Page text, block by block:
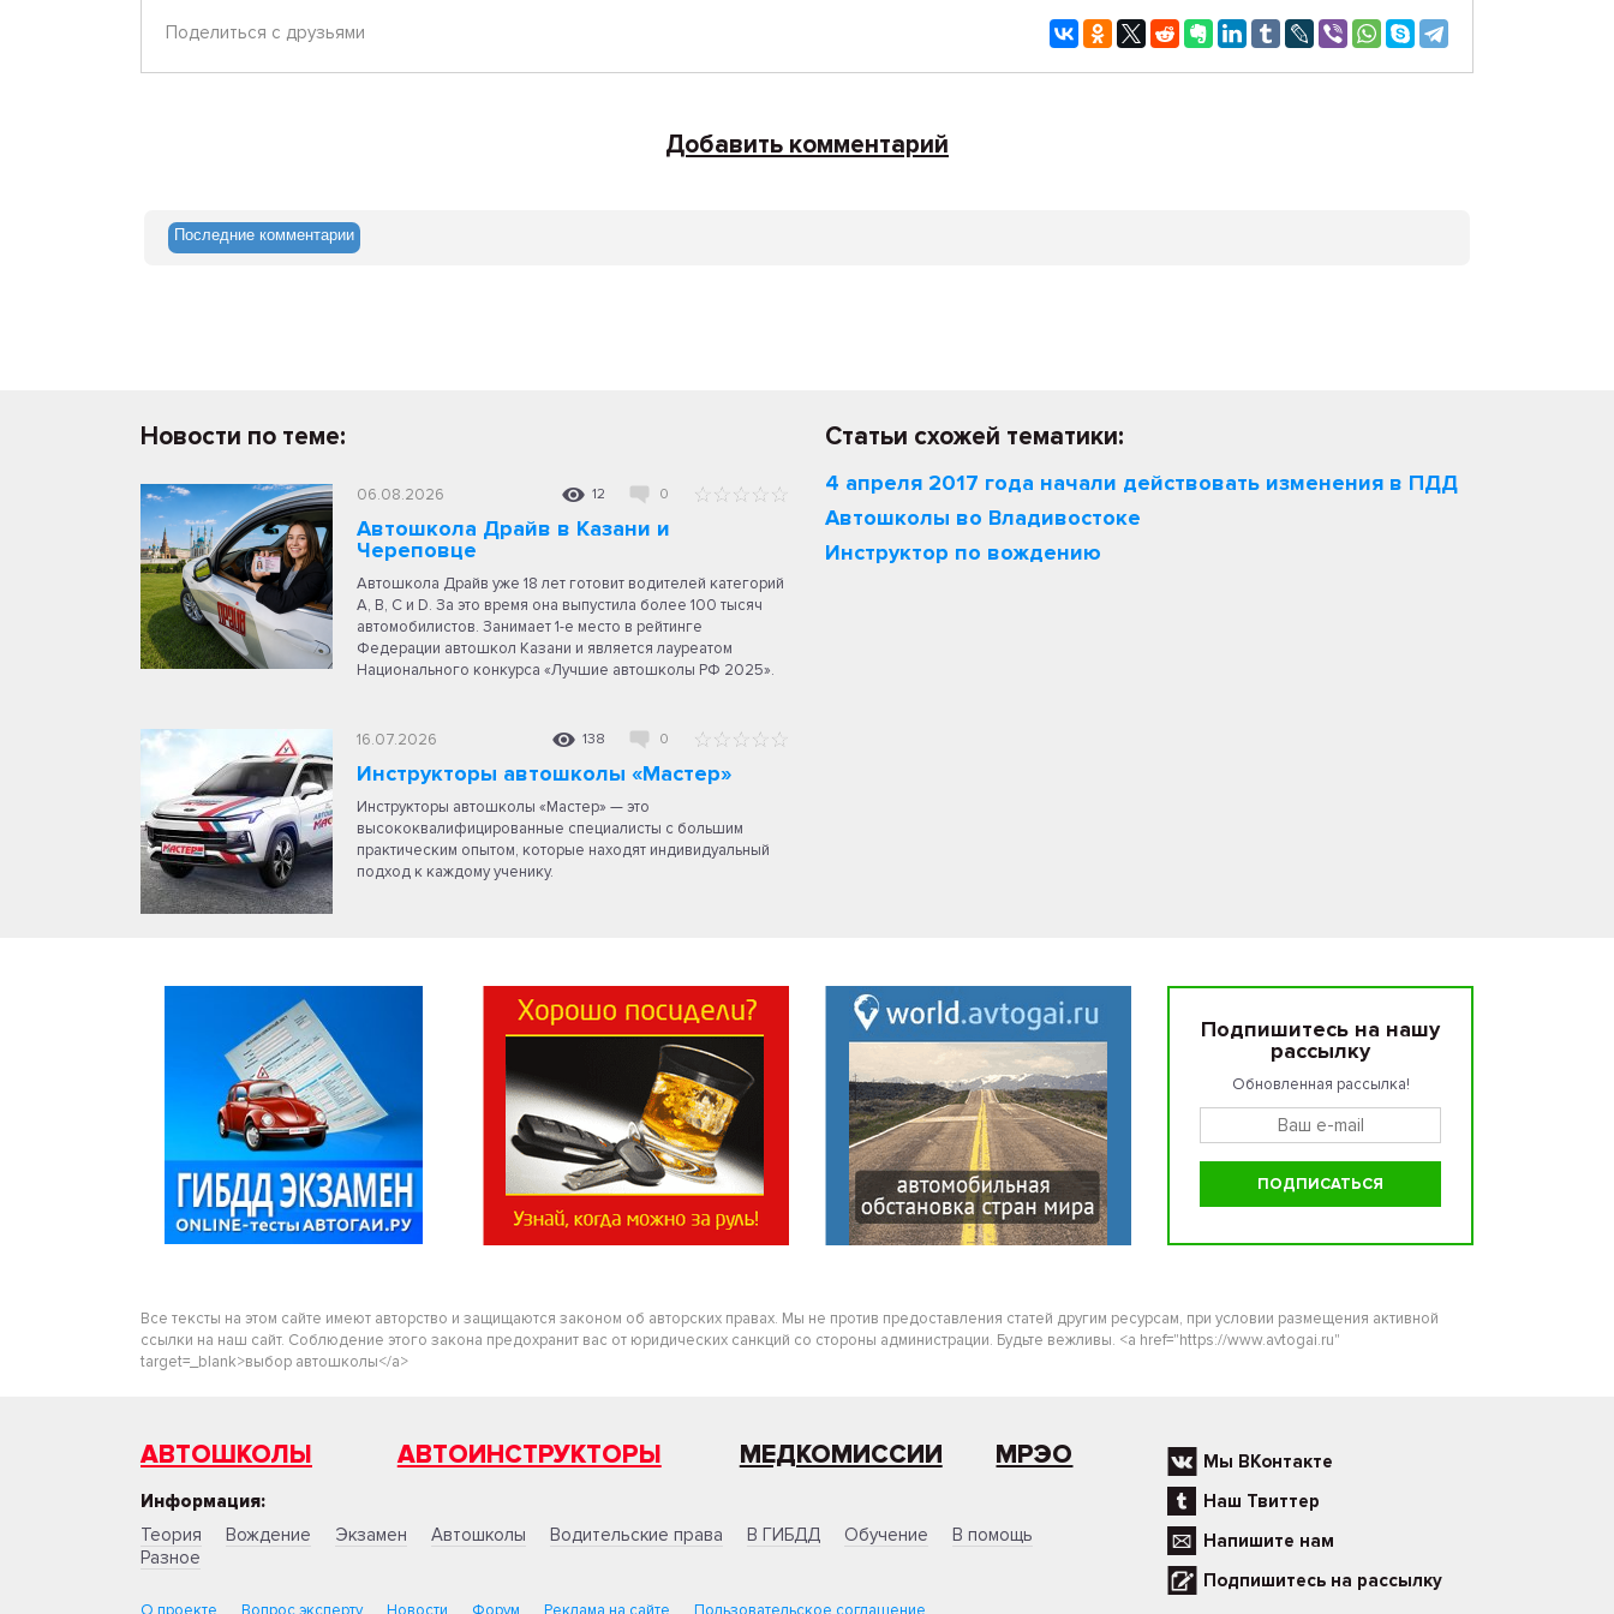
Поделиться с друзьями
Добавить комментарий
Последние комментарии
Новости по теме:
06.08.2026 12 0
Автошкола Драйв в Казани и
Череповце
Автошкола Драйв уже 18 лет готовит водителей категорий
A, B, C и D. За это время она выпустила более 100 тысяч
автомобилистов. Занимает 1-е место в рейтинге
Федерации автошкол Казани и является лауреатом
Национального конкурса «Лучшие автошколы РФ 2025».
16.07.2026 138 0
Инструкторы автошколы «Мастер»
Инструкторы автошколы «Мастер» — это
высококвалифицированные специалисты с большим
практическим опытом, которые находят индивидуальный
подход к каждому ученику.
Статьи схожей тематики:
4 апреля 2017 года начали действовать изменения в ПДД
Автошколы во Владивостоке
Инструктор по вождению
Подпишитесь на нашу
рассылку
Обновленная рассылка!
Все тексты на этом сайте имеют авторство и защищаются законом об авторских правах. Мы не против предоставления статей другим ресурсам, при условии размещения активной
ссылки на наш сайт. Соблюдение этого закона предохранит вас от юридических санкций со стороны администрации. Будьте вежливы. <a href="https://www.avtogai.ru"
target=_blank>выбор автошколы</a>
АВТОШКОЛЫ АВТОИНСТРУКТОРЫ МЕДКОМИССИИ МРЭО
Информация:
Теория
Вождение Экзамен Автошколы Водительские права В ГИБДД Обучение
В помощь
Разное
О проекте Вопрос эксперту Новости Форум Реклама на сайте Пользовательское соглашение
Мы ВКонтакте
Наш Твиттер
Напишите нам
Подпишитесь на рассылку